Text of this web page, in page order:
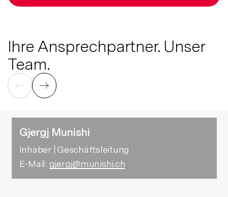
Ihre Ansprechpartner. Unser
Team.
Gjergj Munishi
Inhaber | Geschäftsleitung
E-Mail: gjergj@munishi.ch